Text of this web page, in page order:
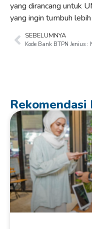
yang dirancang untuk
yang ingin tumbuh
SEBELUMNYA
Rekomendasi